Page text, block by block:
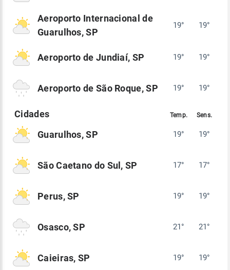
Aeroporto Internacional de
Guarulhos, SP
19° 19°
Aeroporto de Jundiaí, SP 19° 19°
Aeroporto de São Roque, SP 19° 19°
Guarulhos, SP 19° 19°
São Caetano do Sul, SP 17° 17°
Perus, SP 19° 19°
Osasco, SP 21° 21°
Caieiras, SP 19° 19°